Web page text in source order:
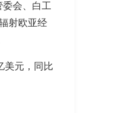
会、白工
射欧亚经
美元，同比